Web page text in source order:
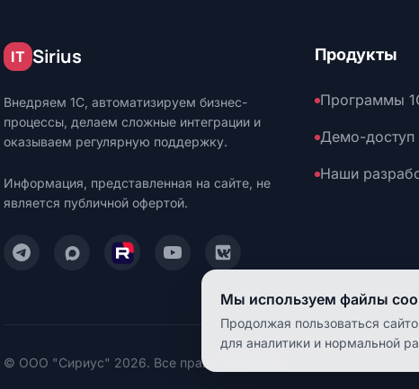
IT Sirius
Внедряем 1С, автоматизируем бизнес-
процессы, делаем сложные интеграции и
оказываем регулярную поддержку.
Информация, представленная на сайте, не
является публичной офертой.
Написать нам в Telegram
Написать нам в Max
Смотреть нас на Rutube
Смотреть нас на YouTube
Читать нас на VK
Продукты
Программы
Демо-доступ
Наши
© ООО "Сириус" 2026. Все права защищены.
Мы используем файлы
Продолжая пользоваться
для аналитики и нормальной